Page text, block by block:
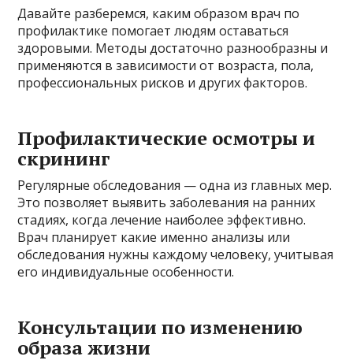
Давайте разберемся, каким образом врач по
профилактике помогает людям оставаться
здоровыми. Методы достаточно разнообразны и
применяются в зависимости от возраста, пола,
профессиональных рисков и других факторов.
Профилактические осмотры и
скрининг
Регулярные обследования — одна из главных мер.
Это позволяет выявить заболевания на ранних
стадиях, когда лечение наиболее эффективно.
Врач планирует какие именно анализы или
обследования нужны каждому человеку, учитывая
его индивидуальные особенности.
Консультации по изменению
образа жизни